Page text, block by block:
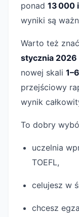
ponad 13 000
wyniki są
Warto też
stycznia 2026
nowej skali 1–6
przejściowy
wynik
To dobry
uczelnia
TOEFL,
celujesz w
chcesz